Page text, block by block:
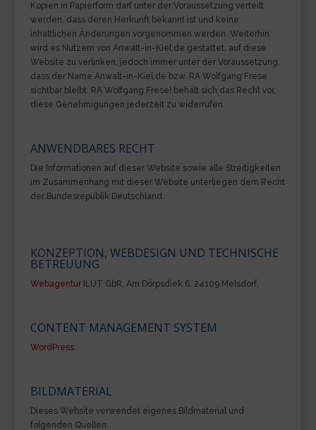
Kopien in Papierform darf unter der Voraussetzung verteilt
werden, dass deren Herkunft bekannt ist und keine
inhaltlichen Änderungen vorgenommen werden. Weiterhin
wird es Nutzern von Anwalt-in-Kiel.de gestattet, auf diese
Website zu verlinken, jedoch immer unter der Voraussetzung,
dass der Name Anwalt-in-Kiel.de bzw. RA Wolfgang Frese
sichtbar bleibt. RA Wolfgang Frese) behält sich das Recht vor,
diese Genehmigungen jederzeit zu widerrufen.
ANWENDBARES RECHT
Die Informationen auf dieser Website sowie alle Streitigkeiten
im Zusammenhang mit dieser Website unterliegen dem Recht
der Bundesrepublik Deutschland.
KONZEPTION, WEBDESIGN UND TECHNISCHE
BETREUUNG
WebagenturILUT GbR, Am Dörpsdiek 6, 24109 Melsdorf.
CONTENT MANAGEMENT SYSTEM
WordPress
BILDMATERIAL
Dieses Website verwendet eigenes Bildmaterial und
folgenden Quellen: